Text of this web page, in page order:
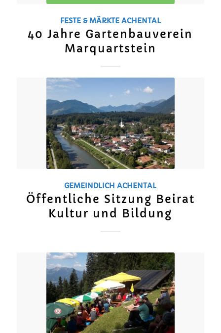
FESTE & MÄRKTE ACHENTAL
40 Jahre Gartenbauverein
Marquartstein
GEMEINDLICH ACHENTAL
Öffentliche Sitzung Beirat
Kultur und Bildung